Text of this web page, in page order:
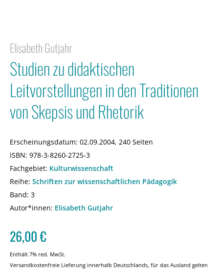
Elisabeth Gutjahr
Studien zu didaktischen
Leitvorstellungen in den Traditionen
von Skepsis und Rhetorik
Erscheinungsdatum: 02.09.2004, 240 Seiten
ISBN: 978-3-8260-2725-3
Fachgebiet: Kulturwissenschaft
Reihe: Schriften zur wissenschaftlichen Pädagogik
Band: 3
Autor*innen: Elisabeth Gutjahr
26,00€
Enthält 7% red. MwSt.
Versandkostenfreie Lieferung innerhalb Deutschlands, für das Ausland gelten